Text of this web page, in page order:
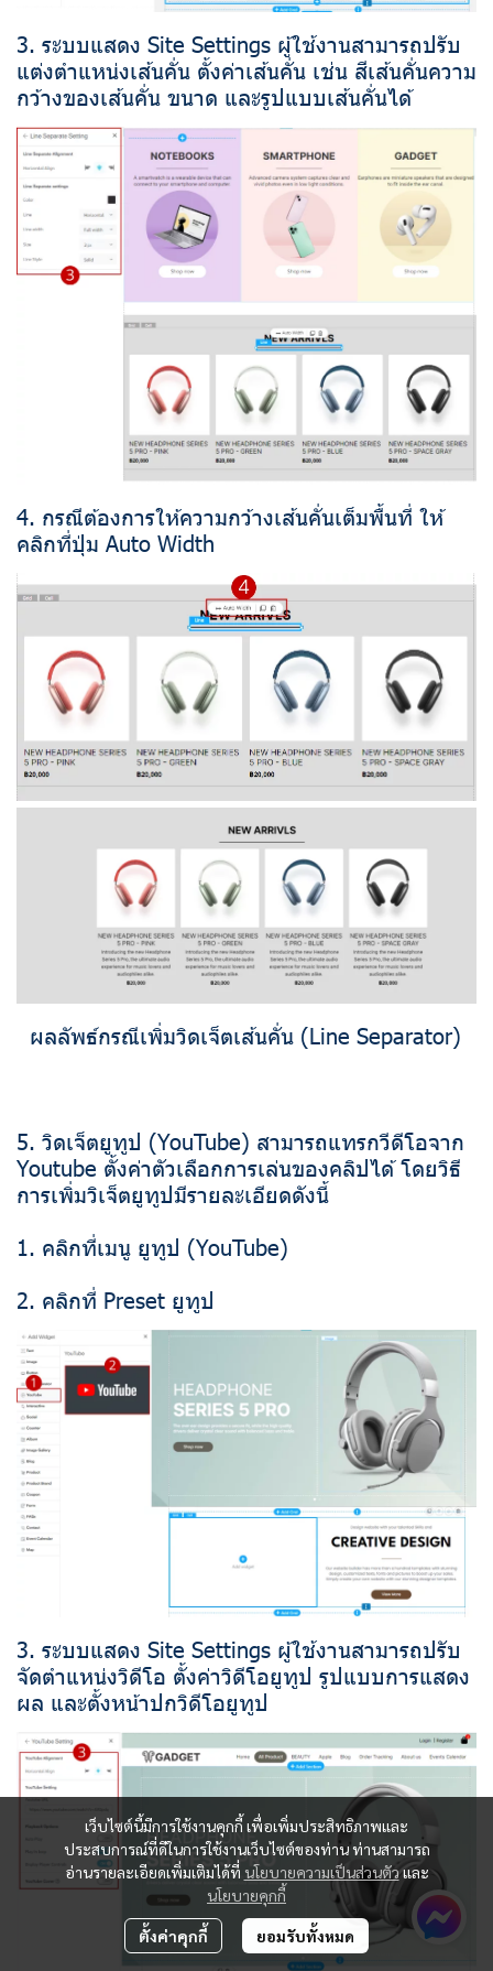
3. ระบบแสดง Site Settings ผู้ใช้งานสามารถปรับ
แต่งตำแหน่งเส้นคั่น ตั้งค่าเส้นคั่น เช่น สีเส้นคั่นความ
กว้างของเส้นคั่น ขนาด และรูปแบบเส้นคั่นได้
4. กรณีต้องการให้ความกว้างเส้นคั่นเต็มพื้นที่ ให้
คลิกที่ปุ่ม Auto Width
ผลลัพธ์กรณีเพิ่มวิดเจ็ตเส้นคั่น (Line Separator)
5. วิดเจ็ตยูทูป (YouTube) สามารถแทรกวีดีโอจาก
Youtube ตั้งค่าตัวเลือกการเล่นของคลิปได้ โดยวิธี
การเพิ่มวิเจ็ตยูทูปมีรายละเอียดดังนี้
1. คลิกที่เมนู ยูทูป (YouTube)
2. คลิกที่ Preset ยูทูป
3. ระบบแสดง Site Settings ผู้ใช้งานสามารถปรับ
จัดตำแหน่งวิดีโอ ตั้งค่าวิดีโอยูทูป รูปแบบการแสดง
ผล และตั้งหน้าปกวิดีโอยูทูป
เว็บไซต์นี้มีการใช้งานคุกกี้ เพื่อเพิ่มประสิทธิภาพและ
ประสบการณ์ที่ดีในการใช้งานเว็บไซต์ของท่าน ท่านสามารถ
อ่านรายละเอียดเพิ่มเติมได้ที่ นโยบายความเป็นส่วนตัวและ
นโยบายคุกกี้
ตั้งค่าคุกกี้ ยอมรับทั้งหมด